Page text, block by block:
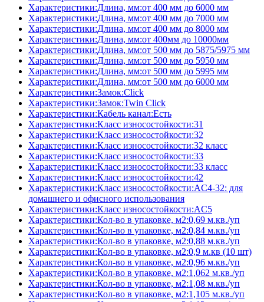
Характеристики:Длина, мм:от 400 мм до 6000 мм
Характеристики:Длина, мм:от 400 мм до 7000 мм
Характеристики:Длина, мм:от 400 мм до 8000 мм
Характеристики:Длина, мм:от 400мм до 10000мм
Характеристики:Длина, мм:от 500 мм до 5875/5975 мм
Характеристики:Длина, мм:от 500 мм до 5950 мм
Характеристики:Длина, мм:от 500 мм до 5995 мм
Характеристики:Длина, мм:от 500 мм до 6000 мм
Характеристики:Замок:Click
Характеристики:Замок:Twin Click
Характеристики:Кабель канал:Есть
Характеристики:Класс износостойкости:31
Характеристики:Класс износостойкости:32
Характеристики:Класс износостойкости:32 класс
Характеристики:Класс износостойкости:33
Характеристики:Класс износостойкости:33 класс
Характеристики:Класс износостойкости:42
Характеристики:Класс износостойкости:AC4-32: для
домашнего и офисного использования
Характеристики:Класс износостойкости:AC5
Характеристики:Кол-во в упаковке, м2:0,69 м.кв./уп
Характеристики:Кол-во в упаковке, м2:0,84 м.кв./уп
Характеристики:Кол-во в упаковке, м2:0,88 м.кв./уп
Характеристики:Кол-во в упаковке, м2:0,9 м.кв (10 шт)
Характеристики:Кол-во в упаковке, м2:0,96 м.кв./уп
Характеристики:Кол-во в упаковке, м2:1,062 м.кв./уп
Характеристики:Кол-во в упаковке, м2:1,08 м.кв./уп
Характеристики:Кол-во в упаковке, м2:1,105 м.кв./уп